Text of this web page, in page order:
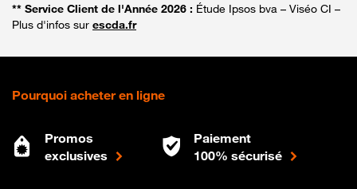
** Service Client de l'Année 2026 : Étude Ipsos bva – Viséo CI –
Plus d'infos sur escda.fr
Pourquoi acheter en ligne
Promos
exclusives
Paiement
100% sécurisé